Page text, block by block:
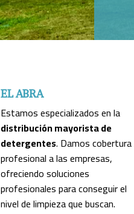
EL ABRA
Estamos especializados en la
distribución mayorista de
detergentes. Damos cobertura
profesional a las empresas,
ofreciendo soluciones
profesionales para conseguir el
nivel de limpieza que buscan.